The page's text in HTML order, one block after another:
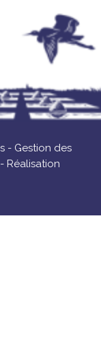
- Gestion des
Réalisation